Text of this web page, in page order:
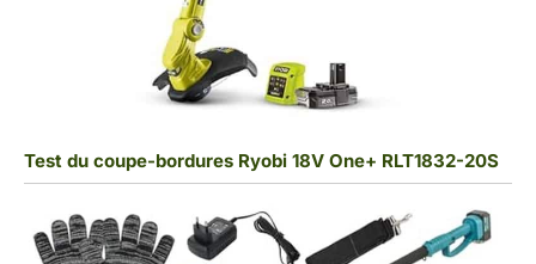
Test du coupe-bordures Ryobi 18V One+ RLT1832-20S